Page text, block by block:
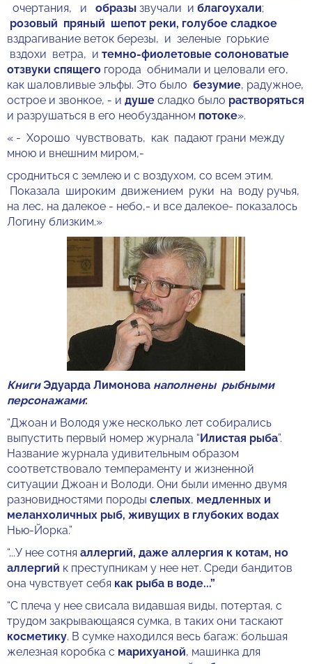
очертания, и образы звучали и благоухали;
розовый пряный шепот реки, голубое сладкое
вздрагивание веток березы, и зеленые горькие
вздохи ветра, и темно-фиолетовые солоноватые
отзвуки спящего города обнимали и целовали его,
как шаловливые эльфы. Это было безумие, радужное,
острое и звонкое, - и душе сладко было растворяться
и разрушаться в его необузданном потоке».
« - Хорошо чувствовать, как падают грани между
мною и внешним миром,-
сродниться с землею и с воздухом, со всем этим.
Показала широким движением руки на воду ручья,
на лес, на далекое - небо,- и все далекое- показалось
Логину близким.»
КнигиЭдуарда Лимонова наполнены рыбными
персонажами:
“Джоан и Володя уже несколько лет собирались
выпустить первый номер журнала “Илистая рыба”.
Название журнала удивительным образом
соответствовало темпераменту и жизненной
ситуации Джоан и Володи. Они были именно двумя
разновидностями породы слепых, медленных и
меланхоличных рыб, живущих в глубоких водах
Нью-Йорка.”
“...У нее сотня аллергий, даже аллергия к котам, но
аллергий к преступникам у нее нет. Среди бандитов
она чувствует себя как рыба в воде...”
“С плеча у нее свисала видавшая виды, потертая, с
трудом закрывающаяся сумка, в таких они таскают
косметику. В сумке находился весь багаж: большая
железная коробка с марихуаной, машинка для